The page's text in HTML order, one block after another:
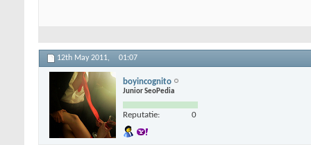
12th May 2011, 01:07
boyincognito
Junior SeoPedia
Reputatie: 0